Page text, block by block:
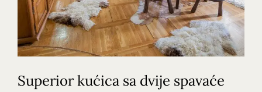
Superior kućica sa dvije spavaće